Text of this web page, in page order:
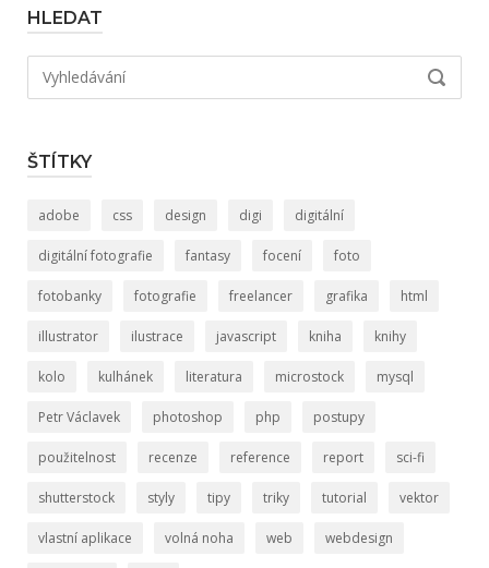
HLEDAT
Hledat:
ŠTÍTKY
adobe css design digi digitální
digitální fotografie fantasy focení foto
fotobanky fotografie freelancer grafika html
illustrator ilustrace javascript kniha knihy
kolo kulhánek literatura microstock mysql
Petr Václavek photoshop php postupy
použitelnost recenze reference report sci-fi
shutterstock styly tipy triky tutorial vektor
vlastní aplikace volná noha web webdesign